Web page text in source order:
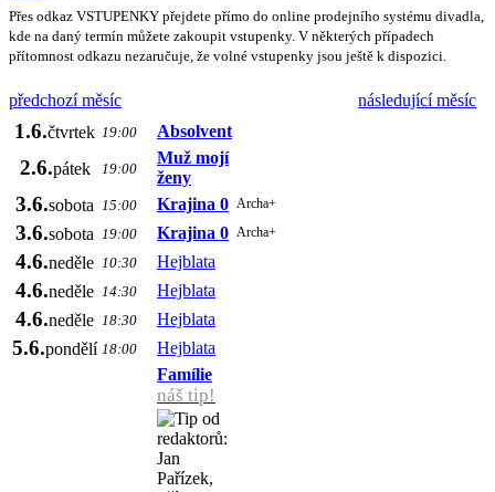
Přes odkaz VSTUPENKY přejdete přímo do online prodejního systému divadla,
kde na daný termín můžete zakoupit vstupenky. V některých případech
přítomnost odkazu nezaručuje, že volné vstupenky jsou ještě k dispozici.
předchozí měsíc následující měsíc
1.6.čtvrtek 19:00 Absolvent
2.6.pátek 19:00
Muž mojí
ženy
3.6.sobota 15:00 Krajina 0 Archa+
3.6.sobota 19:00 Krajina 0 Archa+
4.6.neděle 10:30 Hejblata
4.6.neděle 14:30 Hejblata
4.6.neděle 18:30 Hejblata
5.6.pondělí 18:00
Hejblata
Famílie
náš tip!